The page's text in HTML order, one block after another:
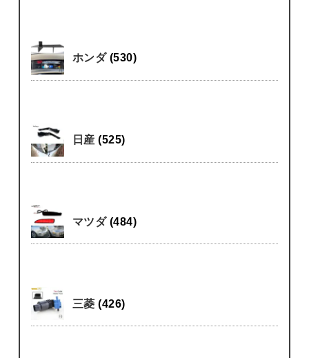
ホンダ (530)
日産(525)
マツダ (484)
三菱(426)